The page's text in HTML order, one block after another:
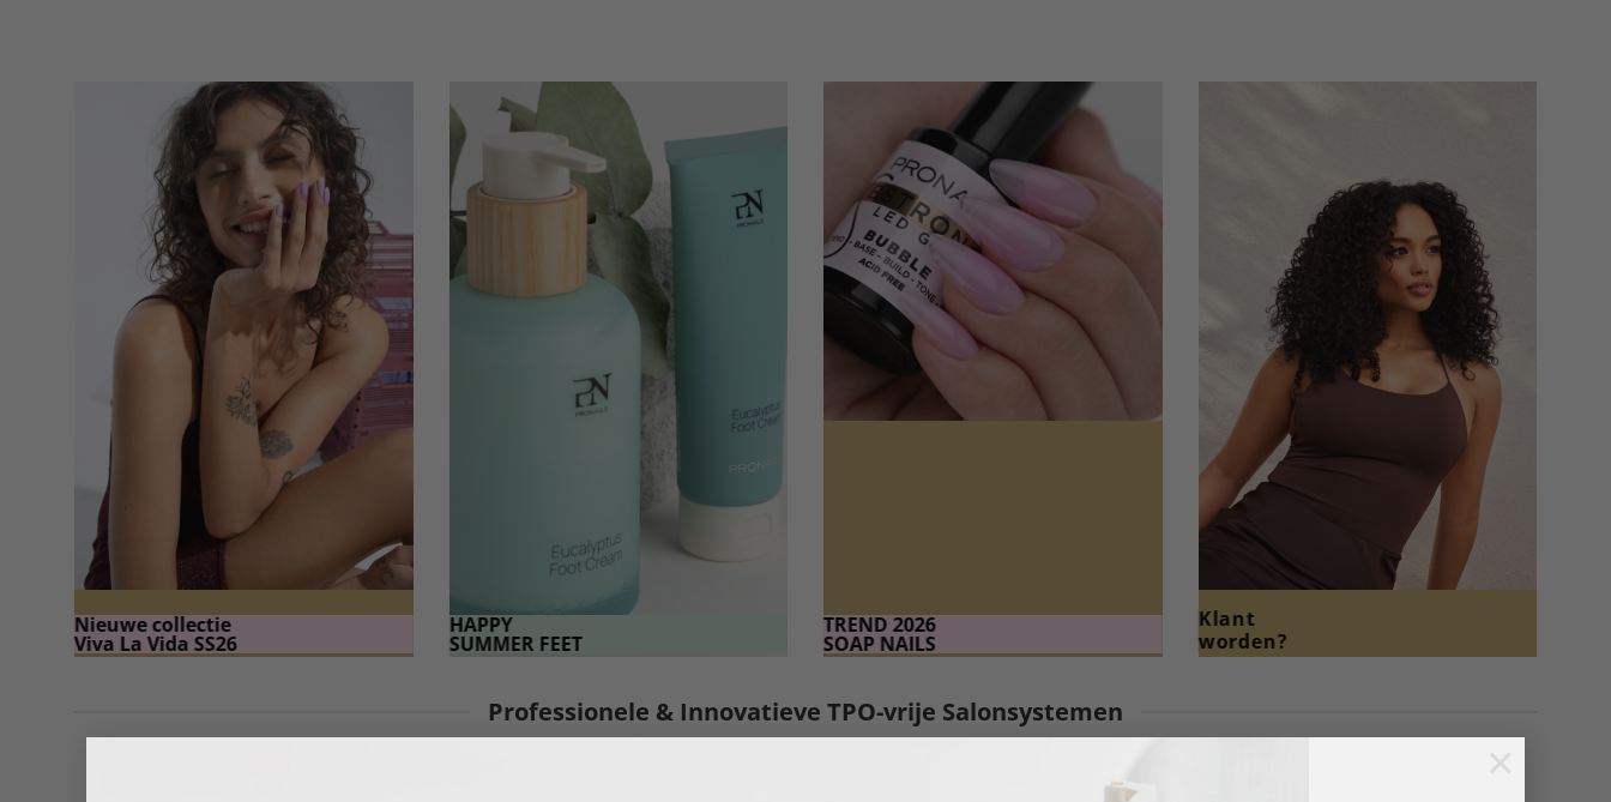
×
Nieuwe collectie
Viva La Vida SS26
HAPPY
SUMMER FEET
TREND 2026
SOAP NAILS
Klant
worden?
Professionele & Innovatieve TPO-vrije Salonsystemen
Werk met producten, tools én technieken die perfect op elkaar zijn afgestemd binnen één professioneel nagelsysteem.